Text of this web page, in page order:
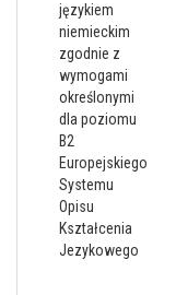
językiem
niemieckim
zgodnie z
wymogami
określonymi
dla poziomu
B2
Europejskiego
Systemu
Opisu
Kształcenia
Jezykowego